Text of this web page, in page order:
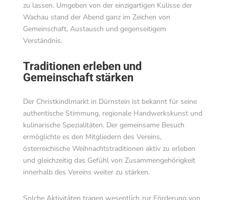
zu lassen. Umgeben von der einzigartigen Kulisse der
Wachau stand der Abend ganz im Zeichen von
Gemeinschaft, Austausch und gegenseitigem
Verständnis.
Traditionen erleben und
Gemeinschaft stärken
Der Christkindlmarkt in Dürnstein ist bekannt für seine
authentische Stimmung, regionale Handwerkskunst und
kulinarische Spezialitäten. Der gemeinsame Besuch
ermöglichte es den Mitgliedern des Vereins,
österreichische Weihnachtstraditionen aktiv zu erleben
und gleichzeitig das Gefühl von Zusammengehörigkeit
innerhalb des Vereins weiter zu stärken.